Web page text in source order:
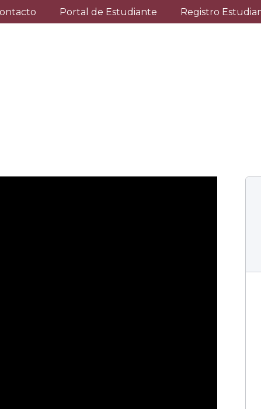
Portal de Estudiante Registro